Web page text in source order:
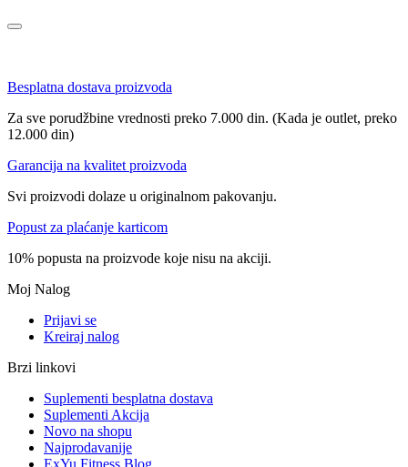
Besplatna dostava proizvoda
Za sve porudžbine vrednosti preko 7.000 din. (Kada je outlet, preko
12.000 din)
Garancija na kvalitet proizvoda
Svi proizvodi dolaze u originalnom pakovanju.
Popust za plaćanje karticom
10% popusta na proizvode koje nisu na akciji.
Moj Nalog
Prijavi se
Kreiraj nalog
Brzi linkovi
Suplementi besplatna dostava
Suplementi Akcija
Novo na shopu
Najprodavanije
ExYu Fitness Blog